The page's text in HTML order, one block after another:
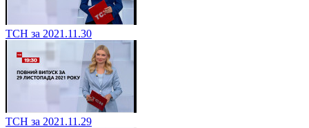
ТСН за 2021.11.30
ТСН за 2021.11.29